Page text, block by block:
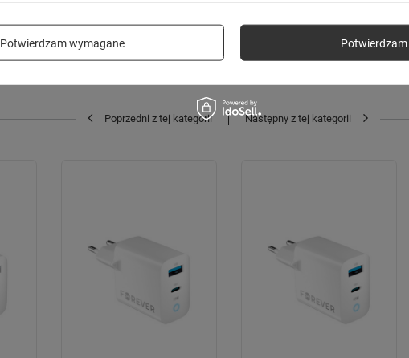
Poprzedni z tej kategorii Następny z tej kategorii
Potwierdzam wymagane